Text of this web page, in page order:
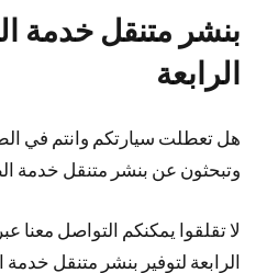
بنشر متنقل خدمة
الرابعة
هل تعطلت سيارتكم وانتم في
وتبحثون عن بنشر متنقل خدمة
لا تقلقوا يمكنكم التواصل معنا
الرابعة لتوفير بنشر متنقل